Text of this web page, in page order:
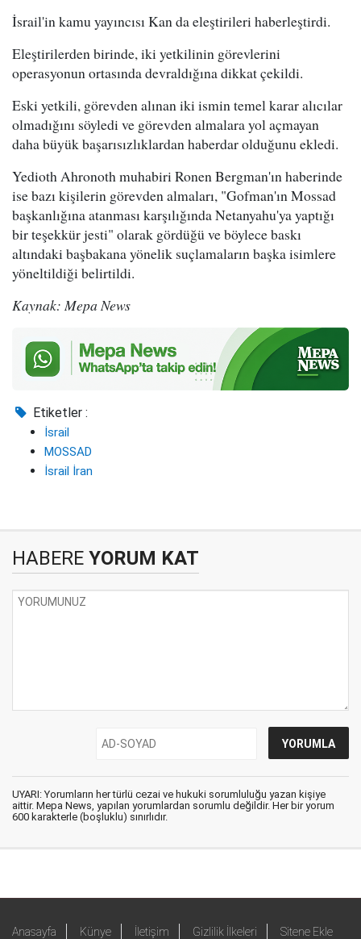
İsrail'in kamu yayıncısı Kan da eleştirileri haberleştirdi.
Eleştirilerden birinde, iki yetkilinin görevlerini
operasyonun ortasında devraldığına dikkat çekildi.
Eski yetkili, görevden alınan iki ismin temel karar alıcılar
olmadığını söyledi ve görevden almalara yol açmayan
daha büyük başarısızlıklardan haberdar olduğunu ekledi.
Yedioth Ahronoth muhabiri Ronen Bergman'ın haberinde
ise bazı kişilerin görevden almaları, "Gofman'ın Mossad
başkanlığına atanması karşılığında Netanyahu'ya yaptığı
bir teşekkür jesti" olarak gördüğü ve böylece baskı
altındaki başbakana yönelik suçlamaların başka isimlere
yöneltildiği belirtildi.
Kaynak: Mepa News
Etiketler :
İsrail
MOSSAD
İsrail İran
HABERE YORUM KAT
UYARI: Yorumların her türlü cezai ve hukuki sorumluluğu yazan kişiye
aittir. Mepa News, yapılan yorumlardan sorumlu değildir. Her bir yorum
600 karakterle (boşluklu) sınırlıdır.
Anasayfa Künye İletişim Gizlilik İlkeleri Sitene Ekle